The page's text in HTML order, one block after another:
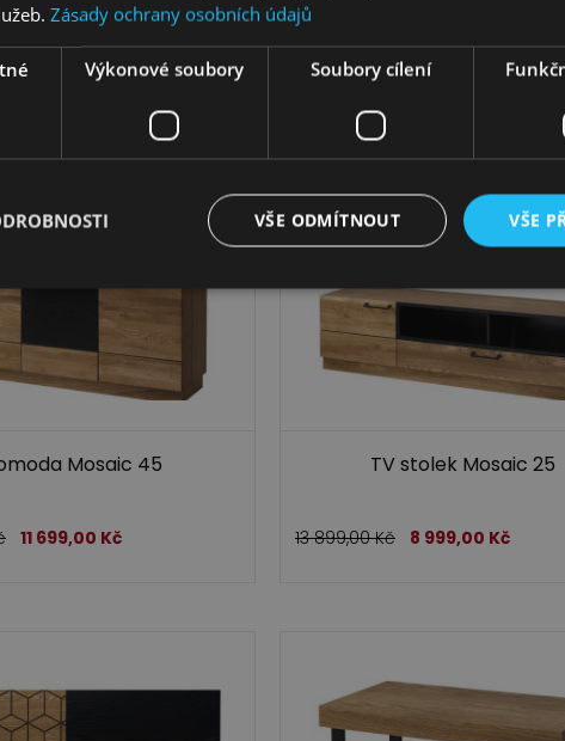
Mosaic 11 - pravá
Mosaic 45
11 699,00 Kč
TV stolek Mosaic 25
13 899,00Kč 8 999,00 Kč
Zásady ochrany osobních údajů
Výkonové soubory Soubory cílení
VŠE
VŠE ODMÍTNOUT